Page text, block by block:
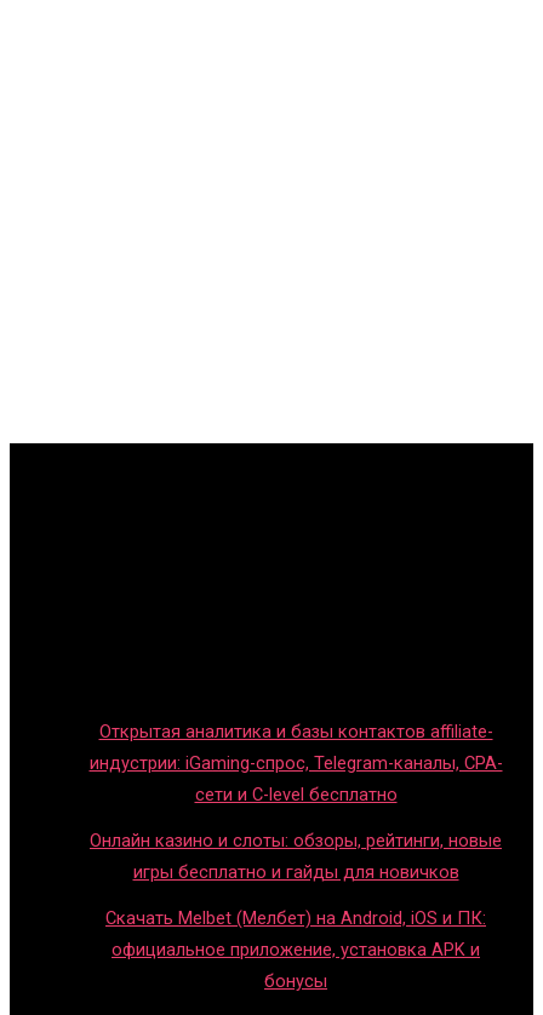
Открытая аналитика и базы контактов affiliate-
индустрии: iGaming-спрос, Telegram-каналы, CPA-
сети и C-level бесплатно
Онлайн казино и слоты: обзоры, рейтинги, новые
игры бесплатно и гайды для новичков
Скачать Melbet (Мелбет) на Android, iOS и ПК:
официальное приложение, установка APK и
бонусы